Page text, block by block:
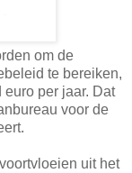
om de
te bereiken,
per jaar. Dat
voor de
uit het